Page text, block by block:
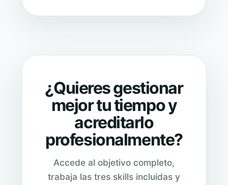
¿Quieres gestionar
mejor tu tiempo y
acreditarlo
profesionalmente?
Accede al objetivo completo,
trabaja las tres skills incluidas y